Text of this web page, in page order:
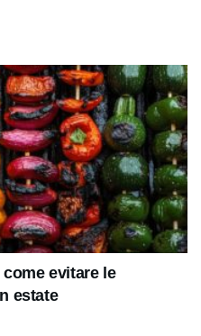
evitare le
estate